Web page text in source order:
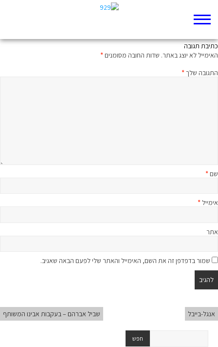
כתיבת תגובה
האימייל לא יוצג באתר. שדות החובה מסומנים*
התגובה שלך*
שם*
אימייל *
אתר
שמור בדפדפן זה את השם, האימייל והאתר שלי לפעם הבאה שאגיב.
אנגל-בייבל שביל אברהם – בעקבות אבינו המשותף